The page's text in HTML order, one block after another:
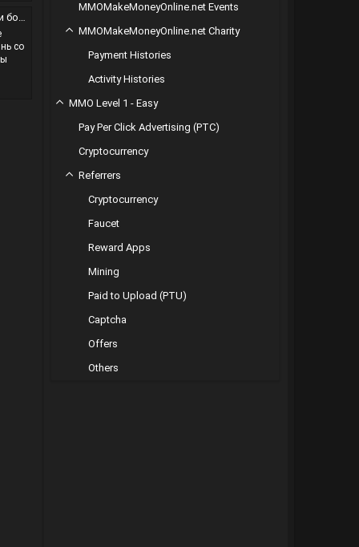
со
MMOMakeMoneyOnline.net Events
MMOMakeMoneyOnline.net Charity
Payment Histories
Activity Histories
MMO Level 1 - Easy
Pay Per Click Advertising (PTC)
Cryptocurrency
Referrers
Cryptocurrency
Faucet
Reward Apps
Mining
Paid to Upload (PTU)
Captcha
Offers
Others